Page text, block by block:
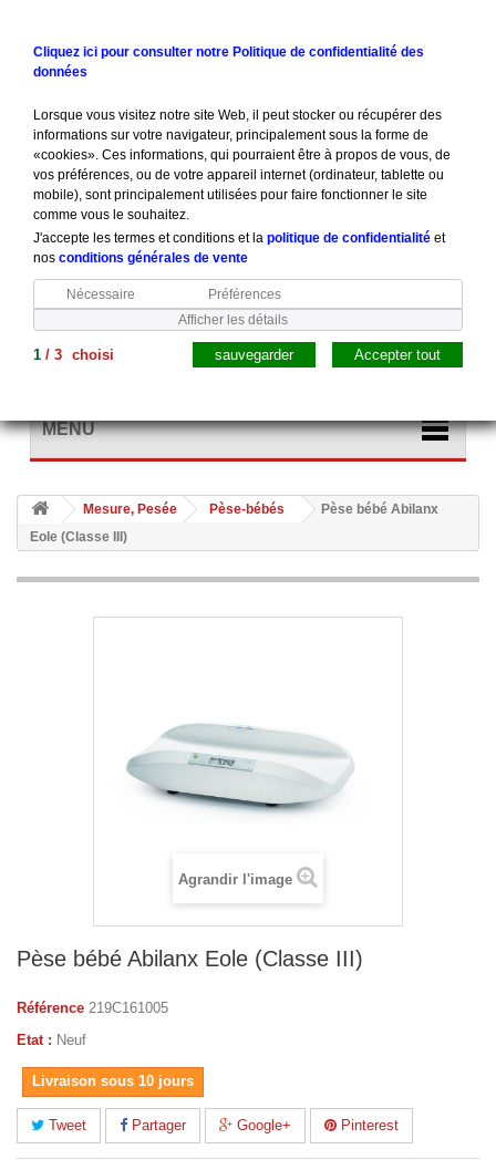
MENU
Mesure, Pesée Pèse-bébés
Pèse bébé Abilanx
Eole (Classe III)
Agrandir l'image
Pèse bébé Abilanx Eole (Classe III)
Référence 219C161005
Etat : Neuf
Livraison sous 10 jours
Tweet Partager Google+ Pinterest
Cliquez ici pour consulter notre Politique de confidentialité des
données
Lorsque vous visitez notre site Web, il peut stocker ou récupérer des
informations sur votre navigateur, principalement sous la forme de
«cookies». Ces informations, qui pourraient être à propos de vous, de
vos préférences, ou de votre appareil internet (ordinateur, tablette ou
mobile), sont principalement utilisées pour faire fonctionner le site
comme vous le souhaitez.
J'accepte les termes et conditions et lapolitique de confidentialité et
nos conditions générales de vente
Nécessaire
Préférences
Afficher les détails
1 /3 choisi Accepter tout
sauvegarder